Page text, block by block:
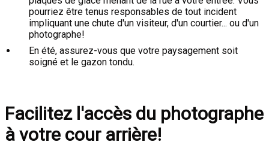
pourriez être tenus responsables de tout incident
impliquant une chute d'un visiteur, d'un courtier... ou d'un
photographe!
En été, assurez-vous que votre paysagement soit
soigné et le gazon tondu.
Facilitez l'accès du photographe
à votre cour arrière!